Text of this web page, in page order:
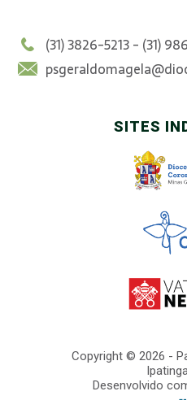
(31) 3826-5213 - (31)
SITES
Copyright © 2026 -
Desenvolvido